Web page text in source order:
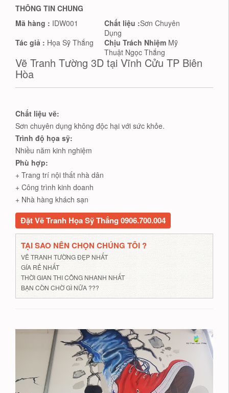
THÔNG TIN CHUNG
Mã hàng : IDW001 Chất liệu :Sơn Chuyên
Dụng
Tác giả : Họa Sỹ Thắng Chịu Trách Nhiệm Mỹ
Thuật Ngọc Thắng
Vẽ Tranh Tường 3D tại Vĩnh Cửu TP Biên
Hòa
Chất liệu vẽ:
Sơn chuyên dụng không độc hại với sức khỏe.
Trình độ họa sỹ:
Nhiều năm kinh nghiệm
Phù hợp:
+ Trang trí nội thất nhà dân
+ Công trình kinh doanh
+ Nhà hàng khách sạn
Đặt Vẽ Tranh Họa Sỹ Thắng 0906.700.004
TẠI SAO NÊN CHỌN CHÚNG TÔI ?
VẼ TRANH TƯỜNG ĐẸP NHẤT
GÍA RẺ NHẤT
THỜI GIAN THI CÔNG NHANH NHẤT
BẠN CÒN CHỜ GÌ NỮA ???